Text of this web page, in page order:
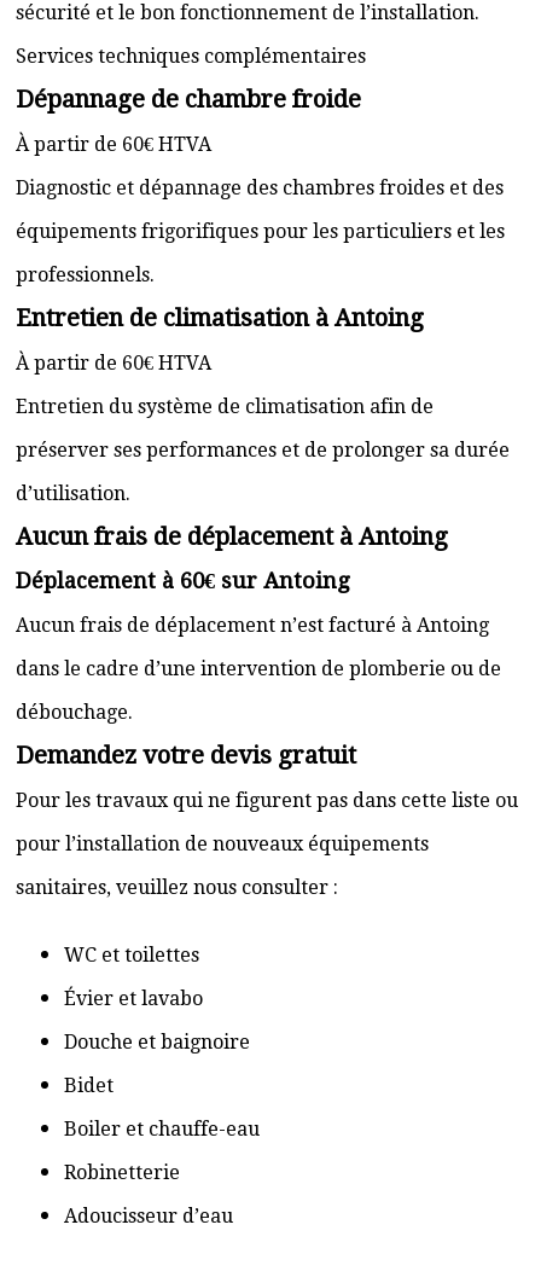
sécurité et le bon fonctionnement de l’installation.
Services techniques complémentaires
Dépannage de chambre froide
À partir de 60€ HTVA
Diagnostic et dépannage des chambres froides et des
équipements frigorifiques pour les particuliers et les
professionnels.
Entretien de climatisation à Antoing
À partir de 60€ HTVA
Entretien du système de climatisation afin de
préserver ses performances et de prolonger sa durée
d’utilisation.
Aucun frais de déplacement à Antoing
Déplacement à 60€ sur Antoing
Aucun frais de déplacement n’est facturé à Antoing
dans le cadre d’une intervention de plomberie ou de
débouchage.
Demandez votre devis gratuit
Pour les travaux qui ne figurent pas dans cette liste ou
pour l’installation de nouveaux équipements
sanitaires, veuillez nous consulter :
WC et toilettes
Évier et lavabo
Douche et baignoire
Bidet
Boiler et chauffe-eau
Robinetterie
Adoucisseur d’eau